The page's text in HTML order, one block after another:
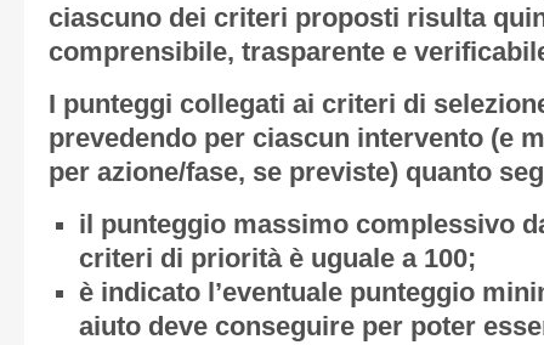
ciascuno dei criteri proposti risulta
comprensibile, trasparente e
I punteggi collegati ai criteri di
prevedendo per ciascun intervento (e
per azione/fase, se previste) quanto
il punteggio massimo complessivo
criteri di priorità è uguale a 100;
è indicato l’eventuale punteggio
aiuto deve conseguire per poter